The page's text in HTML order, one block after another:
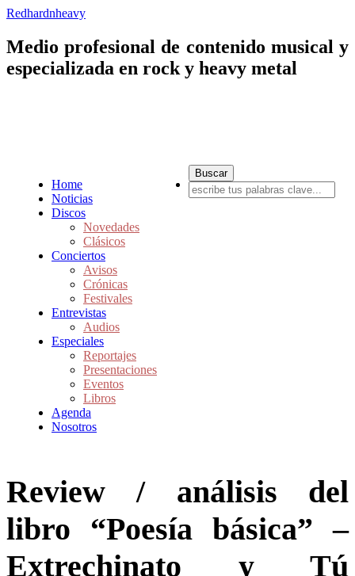
Redhardnheavy
Medio profesional de contenido musical y
especializada en rock y heavy metal
Home
Noticias
Discos
Novedades
Clásicos
Conciertos
Avisos
Crónicas
Festivales
Entrevistas
Audios
Especiales
Reportajes
Presentaciones
Eventos
Libros
Agenda
Nosotros
Review / análisis del
libro “Poesía básica” –
Extrechinato y Tú